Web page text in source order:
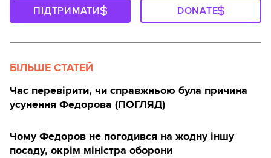
ПІДТРИМАТИ DONATE
БІЛЬШЕ СТАТЕЙ
Час перевірити, чи справжньою була причина
усунення Федорова (ПОГЛЯД)
Чому Федоров не погодився на жодну іншу
посаду, окрім міністра оборони